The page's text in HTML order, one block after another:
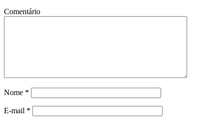
Comentário
Nome *
E-mail *